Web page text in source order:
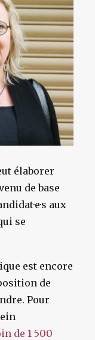
élaborer
de base
aux
se
est encore
de
Pour
de 1 500